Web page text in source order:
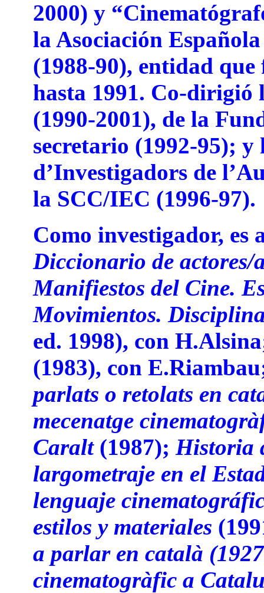
2000) y
la Asociación
(1988-90), entidad
hasta 1991. Co-dirigió
(1990-2001), de la
secretario (1992-95);
d’Investigadors de
la SCC/IEC (1996-97).
Como investigador, es
Diccionario de actores/
Manifiestos del Cine.
Movimientos.
ed. 1998), con
(1983), con
parlats o retolats en
mecenatge
Caralt(1987); Historia
largometraje en el
lenguaje
estilos y materiales
a parlar en català
cinematogràfic a